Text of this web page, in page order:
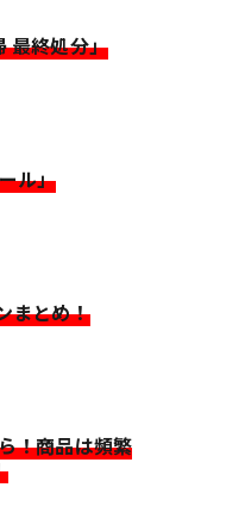
最終処分」
ル」
まとめ！
！商品は頻繁